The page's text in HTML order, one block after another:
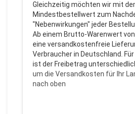
Gleichzeitig möchten wir mit
Mindestbestellwert zum
"Nebenwirkungen" jeder
Ab einem Brutto-Warenwert
eine versandkostenfreie
Verbraucher in Deutschland.
ist der Freibetrag
um die Versandkosten für Ihr
nach oben